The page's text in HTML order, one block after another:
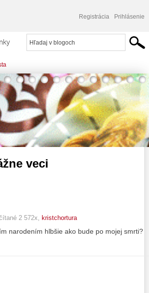
Registrácia Prihlásenie
veci
2 572x, kristchortura
narodením hlbšie ako bude po mojej smrti?